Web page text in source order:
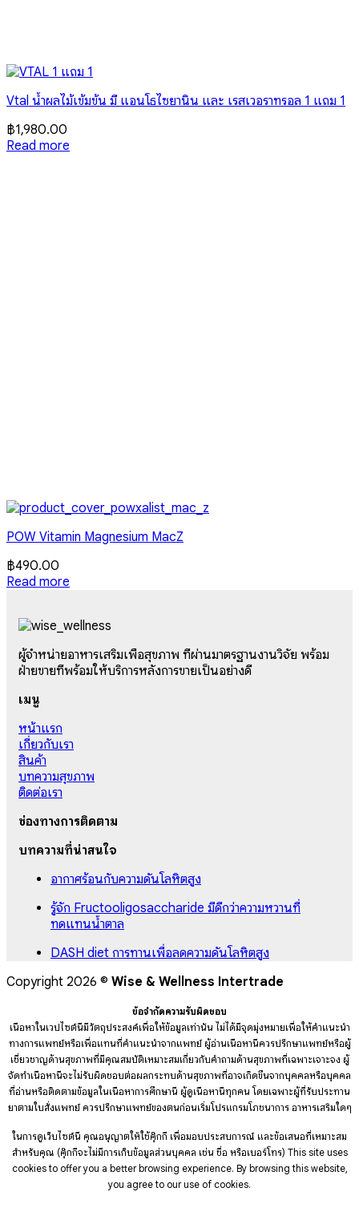
Vtal น้ำผลไม้เข้มข้น มี แอนโธไซยานิน และ เรสเวอราทรอล 1 แถม 1
฿1,980.00
Read more
POW Vitamin Magnesium MacZ
฿490.00
Read more
ผู้จำหน่ายอาหารเสริมเพื่อสุขภาพ ที่ผ่านมาตรฐานงานวิจัย พร้อม
ฝ่ายขายที่พร้อมให้บริการหลังการขายเป็นอย่างดี
เมนู
หน้าแรก
เกี่ยวกับเรา
สินค้า
บทความสุขภาพ
ติดต่อเรา
ช่องทางการติดตาม
บทความที่น่าสนใจ
อากาศร้อนกับความดันโลหิตสูง
รู้จัก Fructooligosaccharide มีดีกว่าความหวานที่
ทดแทนน้ำตาล
DASH diet การทานเพื่อลดความดันโลหิตสูง
Copyright 2026 © Wise & Wellness Intertrade
ข้อจำกัดความรับผิดชอบ
เนื้อหาในเวปไซต์นี้มีวัตถุประสงค์เพื่อให้ข้อมูลเท่านั้น ไม่ได้มีจุดมุ่งหมายเพื่อให้คำแนะนำ
ทางการแพทย์หรือเพื่อแทนที่คำแนะนำจากแพทย์ ผู้อ่านเนื้อหานี้ควรปรึกษาแพทย์หรือผู้
เชี่ยวชาญด้านสุขภาพที่มีคุณสมบัติเหมาะสมเกี่ยวกับคำถามด้านสุขภาพที่เฉพาะเจาะจง ผู้
จัดทำเนื้อหานี้จะไม่รับผิดชอบต่อผลกระทบด้านสุขภาพที่อาจเกิดขึ้นจากบุคคลหรือบุคคล
ที่อ่านหรือติดตามข้อมูลในเนื้อหาการศึกษานี้ ผู้ดูเนื้อหานี้ทุกคน โดยเฉพาะผู้ที่รับประทาน
ยาตามใบสั่งแพทย์ ควรปรึกษาแพทย์ของตนก่อนเริ่มโปรแกรมโภชนาการ อาหารเสริมใดๆ
ในการดูเว็บไซต์นี้ คุณอนุญาตให้ใช้คุ๊กกี้ เพื่อมอบประสบการณ์ และข้อเสนอที่เหมาะสม
สำหรับคุณ (คุ๊กกี้จะไม่มีการเก็บข้อมูลส่วนบุคคล เช่น ชื่อ หรือเบอร์โทร) This site uses
cookies to offer you a better browsing experience. By browsing this website,
you agree to our use of cookies.